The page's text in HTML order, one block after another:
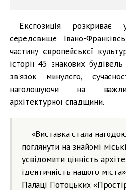
Експозиція розкриває
середовище Івано-
частину європейської
історії 45 знакових
зв'язок минулого,
наголошуючи на
архітектурної спадщини.
«Виставка стала
поглянути на знайомі
усвідомити цінність
ідентичність нашого
Палаці Потоцьких